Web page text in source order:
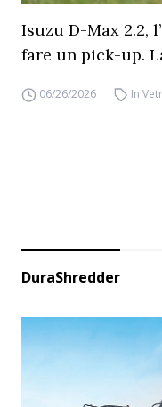
Isuzu D-Max 2.2,
fare un pick-up.
06/26/2026 In
DuraShredder